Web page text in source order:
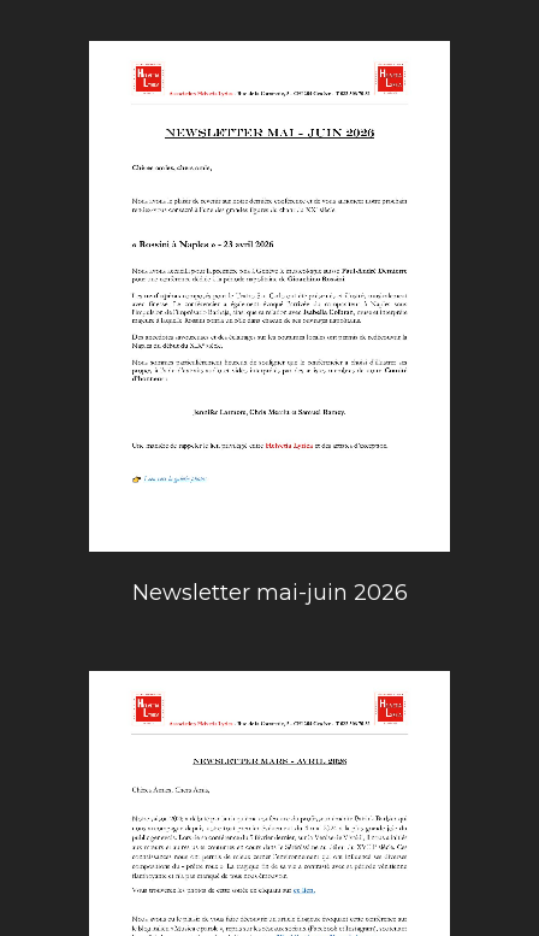
Newsletter mai-juin 2026